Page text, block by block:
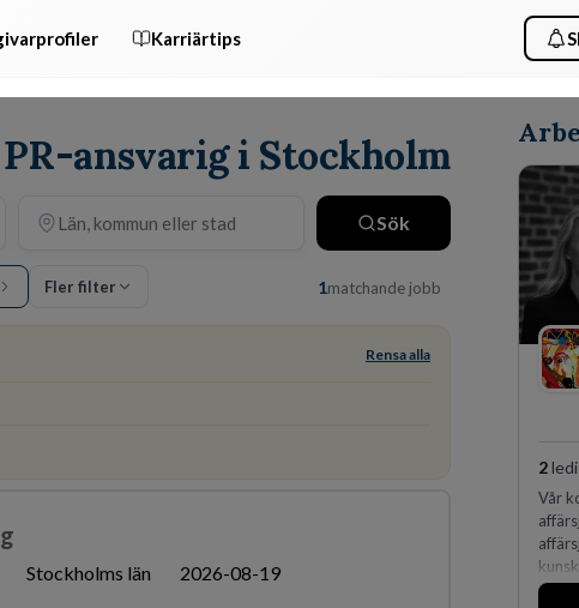
Karriärtips
PR-ansvarig i Stockholm
Sök
Fler filter 1matchande jobb
Rensa alla
Stockholms län 2026-08-19
2
Vår